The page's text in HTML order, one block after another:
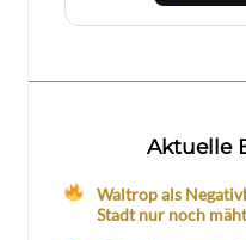
Aktuelle
Waltrop als
Stadt nur noch